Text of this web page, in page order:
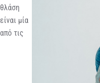
θλάση
είναι μία
από τις